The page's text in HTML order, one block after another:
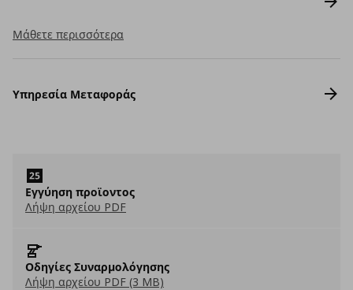
Μάθετε περισσότερα
Υπηρεσία Μεταφοράς
Εγγύηση προϊοντος
Λήψη αρχείου PDF
Οδηγίες Συναρμολόγησης
Λήψη αρχείου PDF (3 MB)